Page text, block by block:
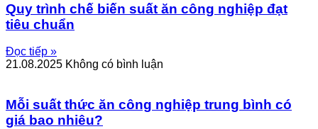
Quy trình chế biến suất ăn công nghiệp đạt
tiêu chuẩn
Đọc tiếp »
21.08.2025 Không có bình luận
Mỗi suất thức ăn công nghiệp trung bình có
giá bao nhiêu?